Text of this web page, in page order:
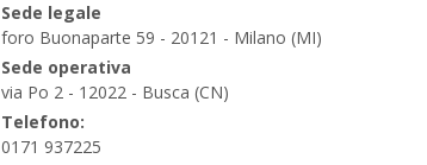
Sede legale
foro Buonaparte 59 - 20121 - Milano (MI)
Sede operativa
via Po 2 - 12022 - Busca (CN)
Telefono:
0171 937225